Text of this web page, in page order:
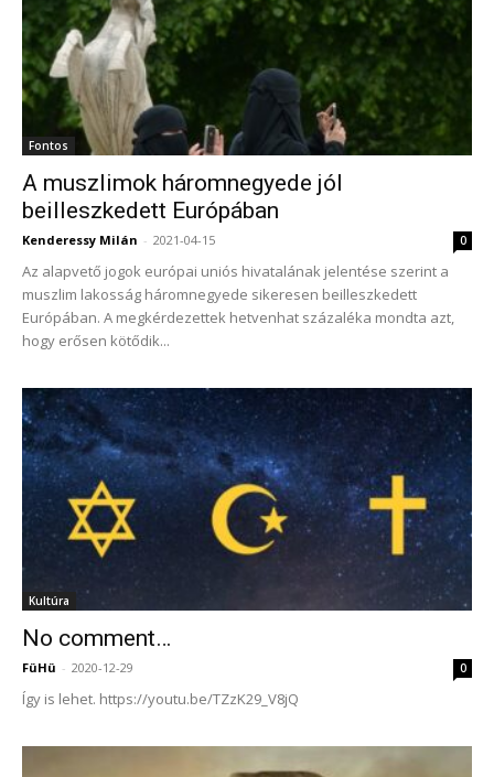
Fontos
A muszlimok háromnegyede jól
beilleszkedett Európában
Kenderessy Milán - 2021-04-15 0
Az alapvető jogok európai uniós hivatalának jelentése szerint a
muszlim lakosság háromnegyede sikeresen beilleszkedett
Európában. A megkérdezettek hetvenhat százaléka mondta azt,
hogy erősen kötődik...
Kultúra
No comment…
FüHü - 2020-12-29 0
Így is lehet. https://youtu.be/TZzK29_V8jQ